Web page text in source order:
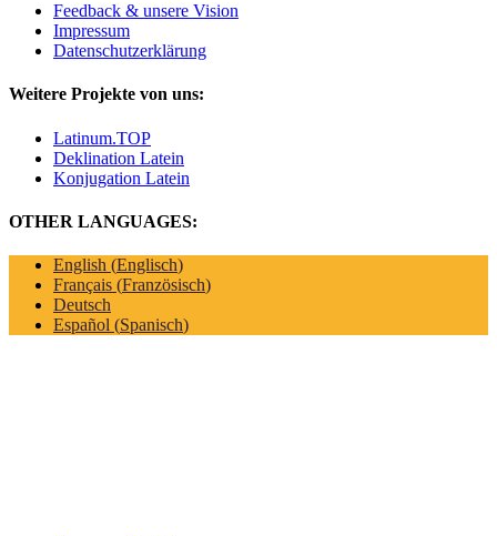
Feedback & unsere Vision
Impressum
Datenschutzerklärung
Weitere Projekte von uns:
Latinum.TOP
Deklination Latein
Konjugation Latein
OTHER LANGUAGES:
English (Englisch)
Français (Französisch)
Deutsch
Español (Spanisch)